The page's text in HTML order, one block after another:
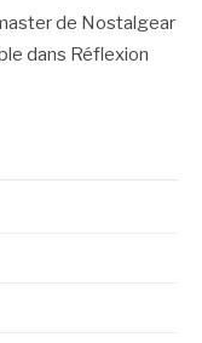
de Nostalgear
dans Réflexion